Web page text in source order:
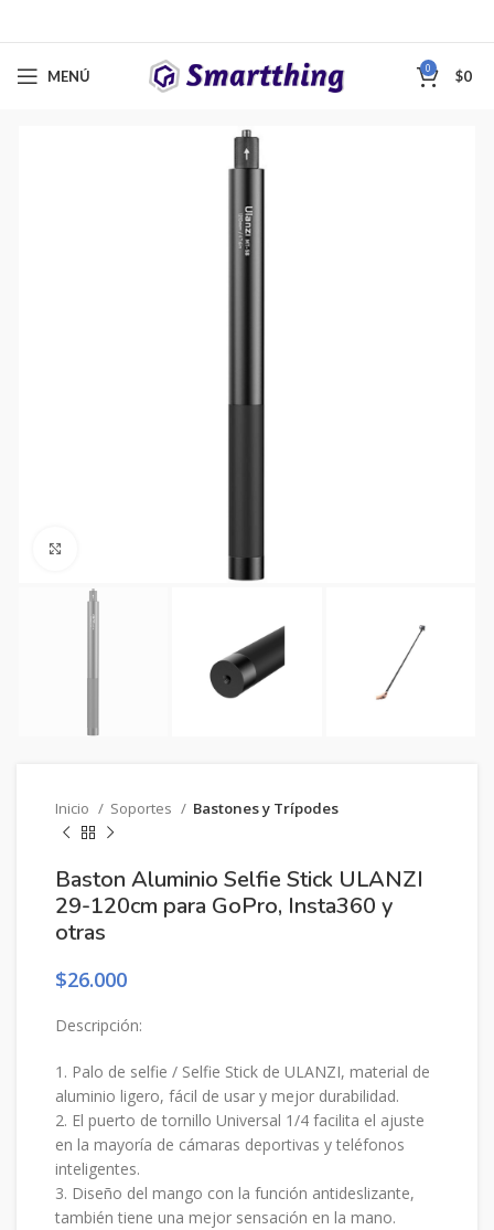
MENÚ 0 $0
Inicio Soportes Bastones y Trípodes
Baston Aluminio Selfie Stick ULANZI
29-120cm para GoPro, Insta360 y
otras
$26.000
Descripción:
1. Palo de selfie / Selfie Stick de ULANZI, material de
aluminio ligero, fácil de usar y mejor durabilidad.
2. El puerto de tornillo Universal 1/4 facilita el ajuste
en la mayoría de cámaras deportivas y teléfonos
inteligentes.
3. Diseño del mango con la función antideslizante,
también tiene una mejor sensación en la mano.